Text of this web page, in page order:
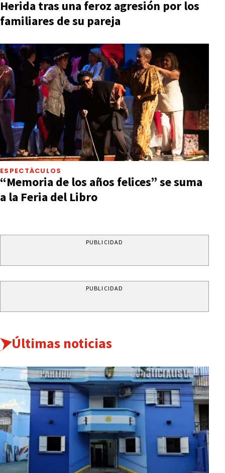
Herida tras una feroz agresión por los
familiares de su pareja
ESPECTÁCULOS
“Memoria de los años felices” se suma
a la Feria del Libro
PUBLICIDAD
PUBLICIDAD
Últimas noticias